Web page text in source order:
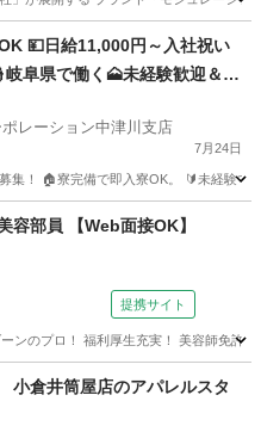
💴日給11,000円～入社祝い
阜県で働く🗻未経験歓迎＆研
まいの心配なし🏠日払い対応
面接でスグに面接 即採用も可
レーション中津川支店
7月24日
集！ 🏠寮完備で即入寮OK。 🔰未経験
容部員 【Web面接OK】
提携サイト
ンのプロ！ 福利厚生充実！ 美容師免
倉井筒屋店のアパレルスタ